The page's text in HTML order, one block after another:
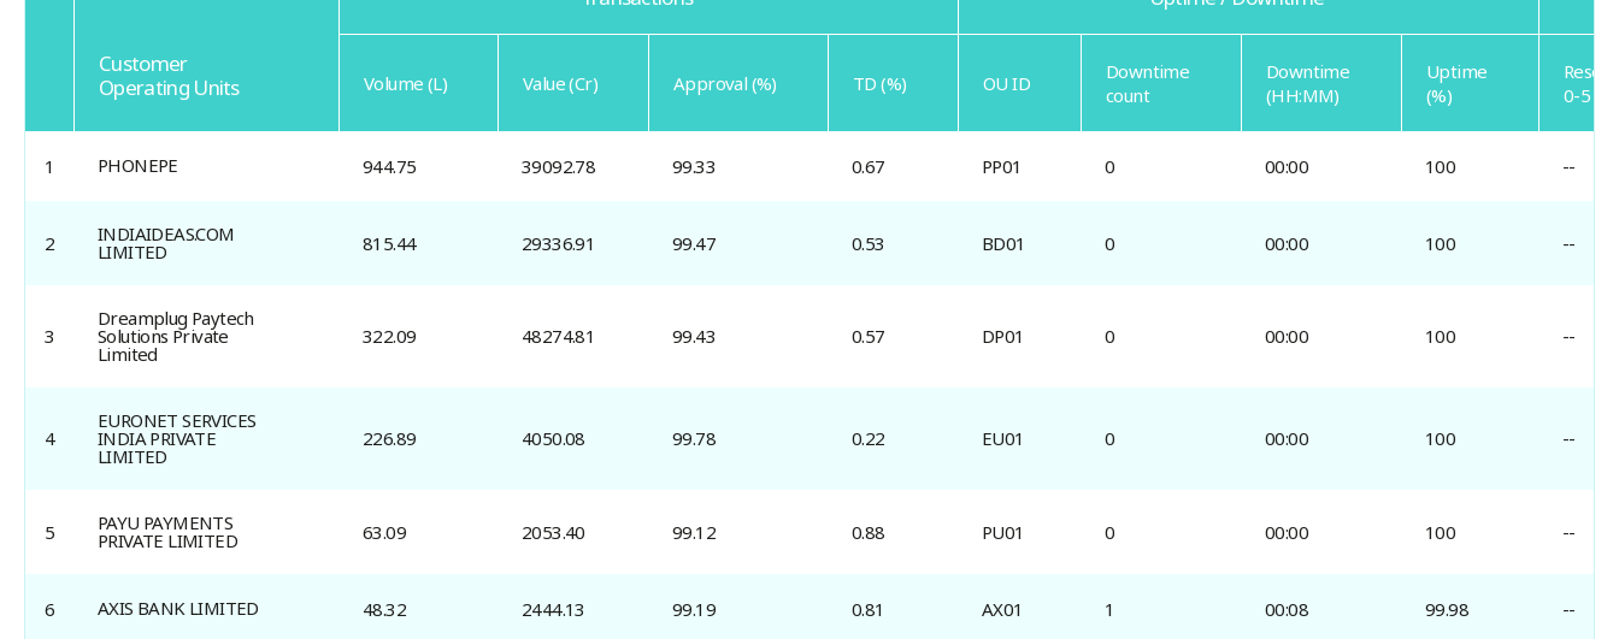
Operating
Customer
Operating Units
Volume (L) Value (Cr) Approval (%) TD (%) OU ID
Downtime
count
Downtime
(HH:MM)
Uptime
(%)
0-5
1 PHONEPE 944.75 39092.78 99.33 0.67 PP01 0 00:00 100 --
2 INDIAIDEAS.COM
LIMITED 815.44 29336.91 99.47 0.53 BD01 0 00:00 100 --
3
Dreamplug Paytech
Solutions Private
Limited
322.09 48274.81 99.43 0.57 DP01 0 00:00 100 --
4
EURONET SERVICES
INDIA PRIVATE
LIMITED
226.89 4050.08 99.78 0.22 EU01 0 00:00 100 --
5 PAYU PAYMENTS
PRIVATE LIMITED 63.09 2053.40 99.12 0.88 PU01 0 00:00 100 --
6 AXIS BANK LIMITED 48.32 2444.13 99.19 0.81 AX01 1 00:08 99.98 --